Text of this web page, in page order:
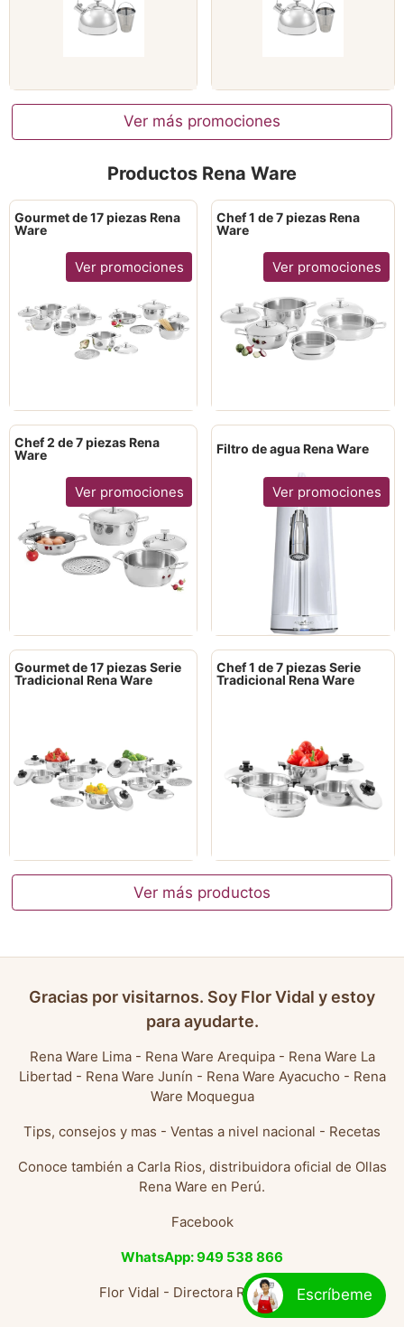
Ver más promociones
Productos Rena Ware
Gourmet de 17 piezas Rena
Ware
Ver promociones
Chef 1 de 7 piezas Rena
Ware
Ver promociones
Chef 2 de 7 piezas Rena
Ware
Ver promociones
Filtro de agua Rena Ware
Ver promociones
Gourmet de 17 piezas Serie
Tradicional Rena Ware
Chef 1 de 7 piezas Serie
Tradicional Rena Ware
Ver más productos
Gracias por visitarnos. Soy Flor Vidal y estoy
para ayudarte.
Rena Ware Lima- Rena Ware Arequipa- Rena Ware La
Libertad - Rena Ware Junín - Rena Ware Ayacucho - Rena
Ware Moquegua
Tips, consejos y mas - Ventas a nivel nacional - Recetas
Conoce también a Carla Rios, distribuidora oficial de Ollas
Rena Ware en Perú.
Facebook
WhatsApp: 949 538 866
Flor Vidal - Directora Rena WareEscríbeme